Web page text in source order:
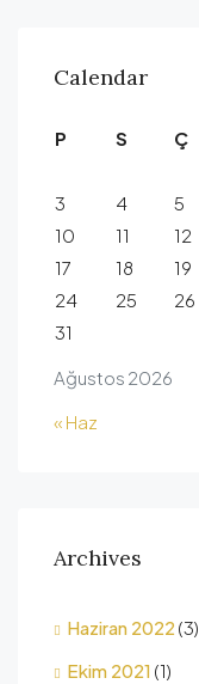
Calendar
Ağustos 2026
P S Ç
3
4 5
10
11 12
17
18 19
24
25 26
31
« Haz
Archives
Haziran 2022 (3)
Ekim 2021 (1)